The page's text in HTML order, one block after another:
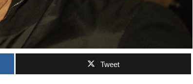
Tweet